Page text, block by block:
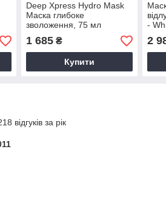
Deep Xpress Hydro Mask
Маска глибоке
зволоження, 75 мл
1 685₴
Купити
-
2
відгуків за рік